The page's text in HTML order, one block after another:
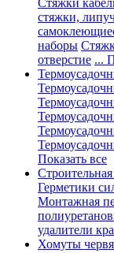
Стяжки
стяжки,
наборы
отверстие ...
Показать все
Герметики
Монтажная
удалители
Хомуты